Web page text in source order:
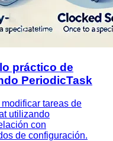
práctico de
PeriodicTask
tareas de
utilizando
con
de configuración.